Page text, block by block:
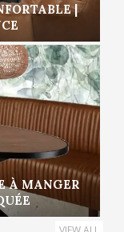
|
À MANGER